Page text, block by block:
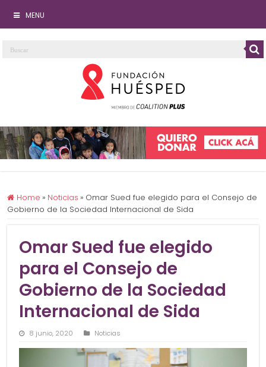
MENU
Home » Noticias » Omar Sued fue elegido para el Consejo de
Gobierno de la Sociedad Internacional de Sida
Omar Sued fue elegido
para el Consejo de
Gobierno de la Sociedad
Internacional de Sida
8 junio, 2020 Noticias